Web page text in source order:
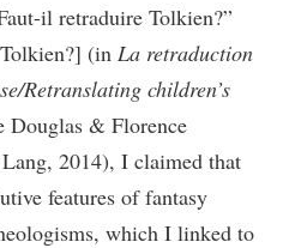
il retraduire Tolkien?”
(in La retraduction
Retranslating children’s
Douglas & Florence
2014), I claimed that
features of fantasy
which I linked to